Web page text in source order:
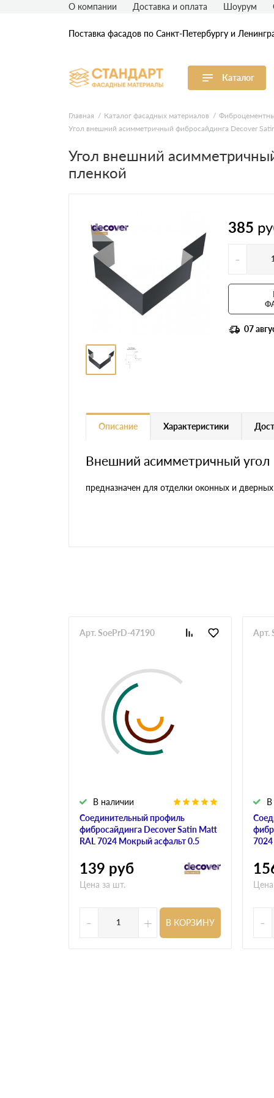
Поставка фасадов по Санкт-Петербургу и
Каталог
Виниловый сайдинг
Фасадная штукатурка
О компании Доставка и оплата Шоурум
Главная Каталог фасадных материалов
Угол внешний асимметричный фибросайдинга Decover
Угол внешний
пленкой
385
-
07
Описание Характеристики
Внешний асимметричный угол
предназначен для отделки оконных и
Соединительный профиль
фибросайдинга Decover Satin Matt
RAL 7024 Мокрый асфальт 0.5
В наличии
Арт. SoePrD-47190
139 руб
Цена за шт.
- + В КОРЗИНУ
В
Арт.
-